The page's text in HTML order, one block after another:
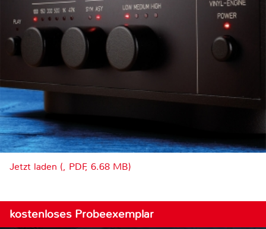
Jetzt laden (, PDF, 6.68 MB)
kostenloses Probeexemplar